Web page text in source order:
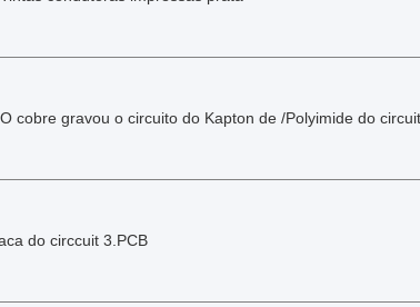
O cobre gravou o circuito do Kapton de /Polyimide do
do circcuit 3.PCB